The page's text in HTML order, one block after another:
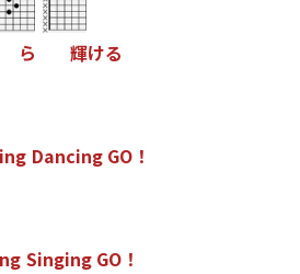
ら 輝ける
ing Dancing GO ！
ng Singing GO ！